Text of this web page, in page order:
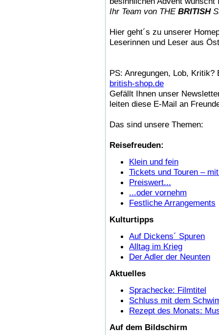
Ihr Team von THE BRITISH
Hier geht´s zu unserer
Leserinnen und Leser aus
PS: Anregungen, Lob,
british-shop.de
Gefällt Ihnen unser
leiten diese E-Mail an
Das sind unsere Themen:
Reisefreuden:
Klein und fein
Tickets und Touren –
Preiswert...
...oder vornehm
Festliche Arrangements
Kulturtipps
Auf Dickens´ Spuren
Alltag im Krieg
Der Adler der Neunten
Aktuelles
Sprachecke: Filmtitel
Schluss mit dem
Rezept des Monats:
Auf dem Bildschirm